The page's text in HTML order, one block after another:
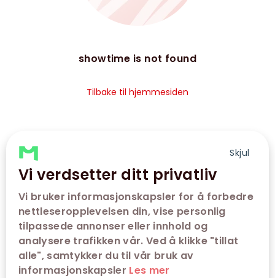
Skjul
Vi verdsetter ditt privatliv
Vi bruker informasjonskapsler for å forbedre
nettleseropplevelsen din, vise personlig
tilpassede annonser eller innhold og
analysere trafikken vår. Ved å klikke "tillat
alle", samtykker du til vår bruk av
informasjonskapsler Les mer
showtime is not found
Tilbake til hjemmesiden